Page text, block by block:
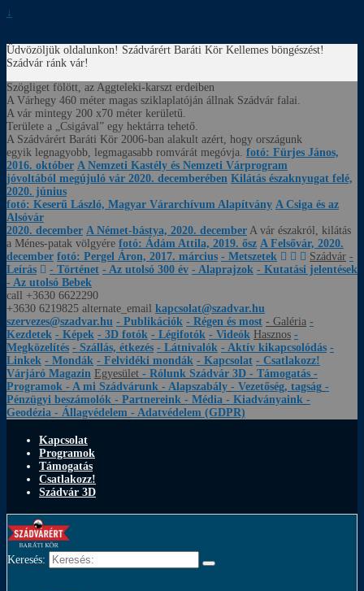
↓
Üdvözöljük oldalunkon! Szádvárért Baráti Kör Kellemes böngészést!
Szádvár ránk vár!
Szögliget fölött, az Aggteleki-karszt erdeiben
A Várhegy 460 méter magas sziklaplatóján állnak Szádvár falai.
A vár mintegy 200 x70 méter kerületű.
Területe a „Csigával” egy hektárra tehető.
A Szádvárért Baráti Kör 2006-ban alakult azért, hogy országunk
egyik legnagyobb, legmagasabb romvárát megóvja. fotó: Fürjes János,
2016. október A Nemzeti Kastély és Nemzeti Várprogram
jóvoltából megújuló vár 2020. decemberében Kilátás északnyugat felé,
2020. június
fotó: Keserű László, Magyar Várarchívum Alapítvány A Csiga és az
Alsóvár
2020. december A Német-bástya, 2020. december A vár északról, kilátás
a Ménes-patak völgyére fotó: Ádám Attila, 2019. ősz A Felsővár, 2020.
december fotó: Pergel Áron, 2017. március - Metszetek Szádvár -
Leírás
- Történet - Az utolsó 300 év - Alaprajzok - Kutatási jelentések
- Az utolsó Bebek
call +3630 6622290
+3630 6219825 alternate_email kapcsolat@szadvar.hu
szervezes@szadvar.hu - Publikációk - Régen és most - Galéria -
Kezdetek - Képek - 3D fotók - Légifotók - Videók Hasznos -
Megközelítés - Szállás, étkezés - Látnivalók - Aktív kikapcsolódás -
Linkek - Mondák - Felvidéki mondák - Kapcsolat - Csatlakozz!
Várjáró Magazin Egyesület - Rólunk Szádvár 3D - Támogatás -
Programok - A mi Szádvárunk - Alapszabály - Vezetőség, tagság -
Pénzügyi beszámolók - Partnereink - Média - Kiadványaink -
Geodézia - Állagvédelem - Adatvédelem (GDPR)
Kapcsolat
Programok
Támogatás
Csatlakozz!
Szádvár 3D
Keresés: